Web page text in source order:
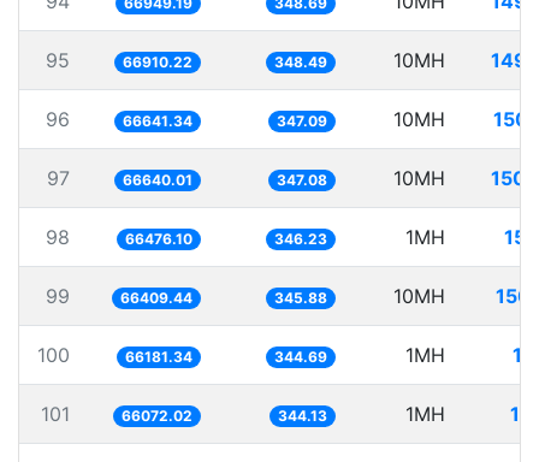
95 66910.22 348.49 10MH
96 66641.34 347.09 10MH
97 66640.01 347.08 10MH
98 66476.10 346.23 1MH
99 66409.44 345.88 10MH
100 66181.34 344.69 1MH
101 66072.02 344.13 1MH